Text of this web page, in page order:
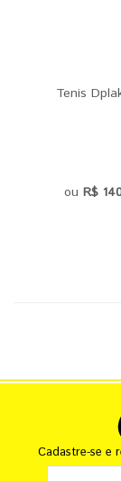
Tenis
ou R$
Cadastre-se e